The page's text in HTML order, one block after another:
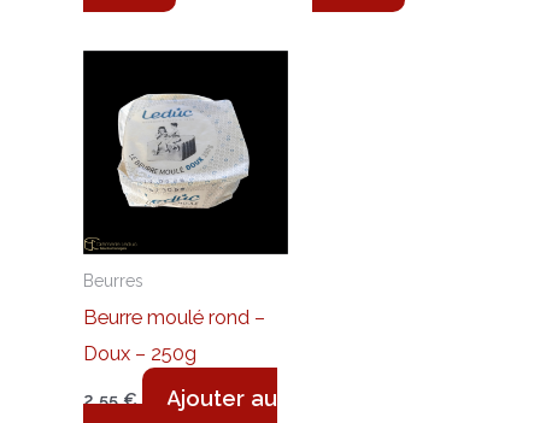
Beurres
Beurre moulé rond –
Doux – 250g
2,55€
Ajouter au